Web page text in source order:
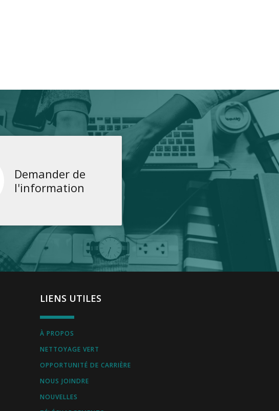
Demander de
l'information
LIENS UTILES
À PROPOS
NETTOYAGE VERT
OPPORTUNITÉ DE CARRIÈRE
NOUS JOINDRE
NOUVELLES